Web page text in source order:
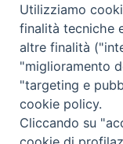
veduto da tutti,
nazione:Stati
Utilizziamo
finalità tecniche
altre finalità
"miglioramento
"targeting e
cookie policy.
Cliccando su